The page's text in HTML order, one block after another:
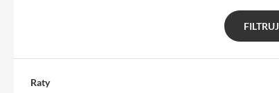
Pro
iPad
FILTRUJ
Raty